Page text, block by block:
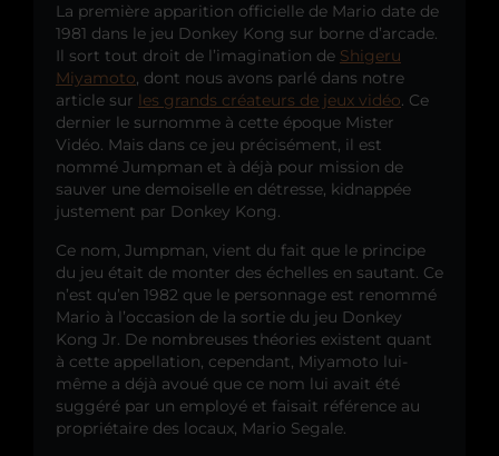
La première apparition officielle de Mario date de
1981 dans le jeu Donkey Kong sur borne d’arcade.
Il sort tout droit de l’imagination de Shigeru
Miyamoto, dont nous avons parlé dans notre
article sur les grands créateurs de jeux vidéo. Ce
dernier le surnomme à cette époque Mister
Vidéo. Mais dans ce jeu précisément, il est
nommé Jumpman et à déjà pour mission de
sauver une demoiselle en détresse, kidnappée
justement par Donkey Kong.
Ce nom, Jumpman, vient du fait que le principe
du jeu était de monter des échelles en sautant. Ce
n’est qu’en 1982 que le personnage est renommé
Mario à l’occasion de la sortie du jeu Donkey
Kong Jr. De nombreuses théories existent quant
à cette appellation, cependant, Miyamoto lui-
même a déjà avoué que ce nom lui avait été
suggéré par un employé et faisait référence au
propriétaire des locaux, Mario Segale.